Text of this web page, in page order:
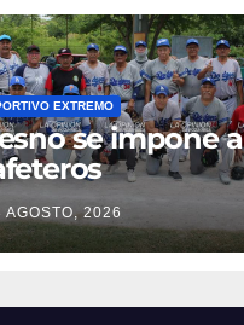
EXTREMO
se impone a
AGOSTO, 2026